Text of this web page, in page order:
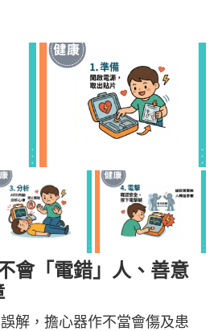
會「電錯」人、善意
解，擔心器作不當會傷及患